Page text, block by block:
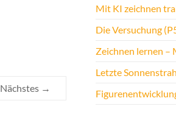
Nächstes →
Mit KI zeichnen
Die Versuchung
Zeichnen lernen –
Letzte